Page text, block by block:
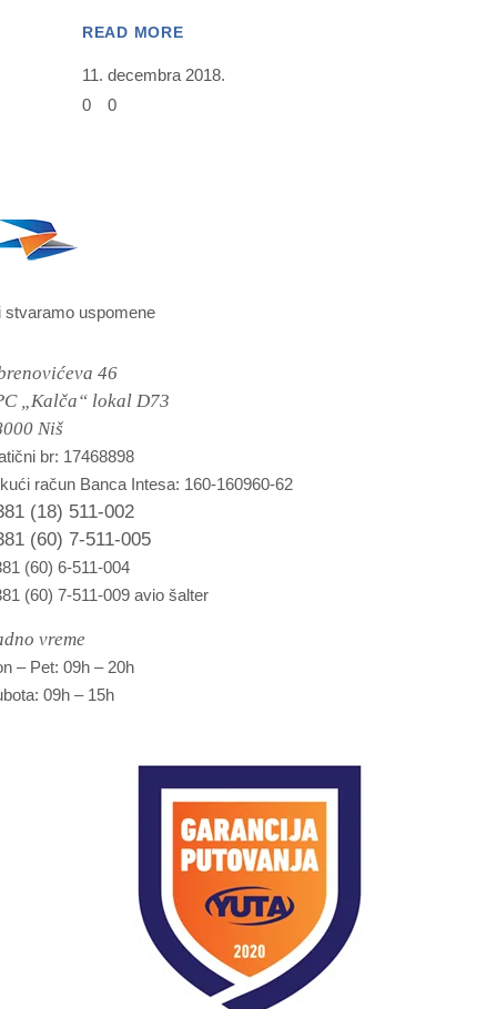
READ MORE
11. decembra 2018.
0
0
stvaramo uspomene
46
„Kalča“ lokal D73
Niš
br: 17468898
račun Banca Intesa: 160-160960-62
(18) 511-002
(60) 7-511-005
(60) 6-511-004
(60) 7-511-009 avio šalter
vreme
– Pet: 09h – 20h
09h – 15h